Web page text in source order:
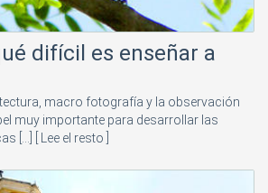
difícil es enseñar a
macro fotografía y la observación
muy importante para desarrollar las
[...]
[ Lee el resto ]